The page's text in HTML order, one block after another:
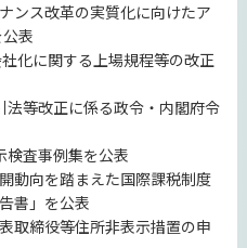
ンス改革の実質化に向けたア
表
化に関する上場規程等の改正
法等改正に係る政令・内閣府令
検査事例集を公表
動向を踏まえた国際課税制度
書」を公表
取締役等住所非表示措置の申